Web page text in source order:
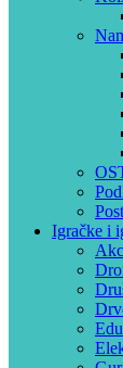
Igračke i